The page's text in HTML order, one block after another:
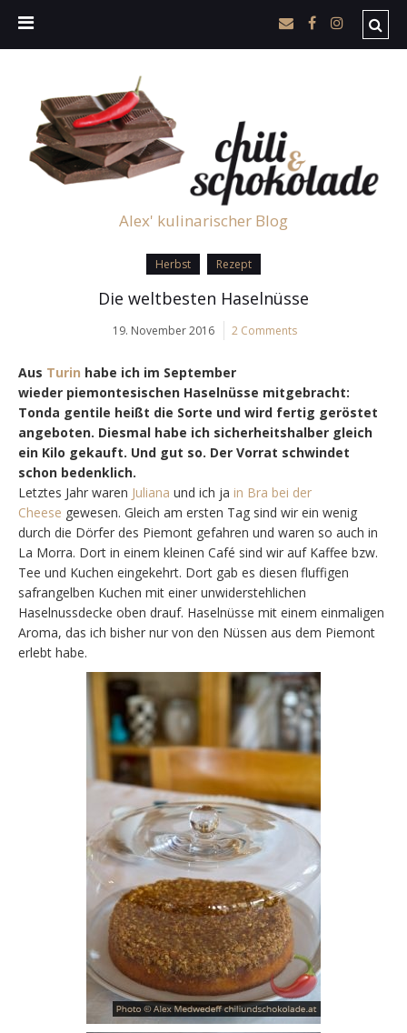
Alex' kulinarischer Blog
Herbst Rezept
Die weltbesten Haselnüsse
19. November 2016 2 Comments
Aus Turin habe ich im September
wieder piemontesischen Haselnüsse mitgebracht:
Tonda gentile heißt die Sorte und wird fertig geröstet
angeboten. Diesmal habe ich sicherheitshalber gleich
ein Kilo gekauft. Und gut so. Der Vorrat schwindet
schon bedenklich.
Letztes Jahr waren Juliana und ich ja in Bra bei der
Cheese gewesen. Gleich am ersten Tag sind wir ein wenig
durch die Dörfer des Piemont gefahren und waren so auch in
La Morra. Dort in einem kleinen Café sind wir auf Kaffee bzw.
Tee und Kuchen eingekehrt. Dort gab es diesen fluffigen
safrangelben Kuchen mit einer unwiderstehlichen
Haselnussdecke oben drauf. Haselnüsse mit einem einmaligen
Aroma, das ich bisher nur von den Nüssen aus dem Piemont
erlebt habe.